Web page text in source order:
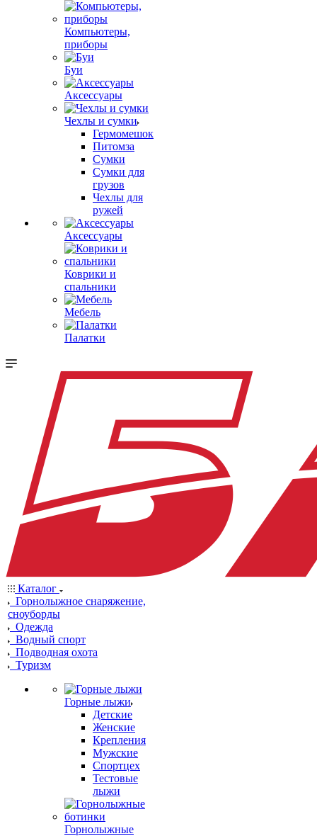
Компьютеры,
приборы
Буи
Аксессуары
Чехлы и сумки
Гермомешок
Питомза
Сумки
Сумки для
грузов
Чехлы для
ружей
Аксессуары
Коврики и
спальники
Мебель
Палатки
Каталог
Горнолыжное снаряжение,
сноуборды
Одежда
Водный спорт
Подводная охота
Туризм
Горные лыжи
Детские
Женские
Крепления
Мужские
Спортцех
Тестовые
лыжи
Горнолыжные